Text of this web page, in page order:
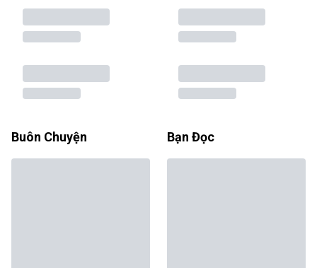
Buôn Chuyện Bạn Đọc